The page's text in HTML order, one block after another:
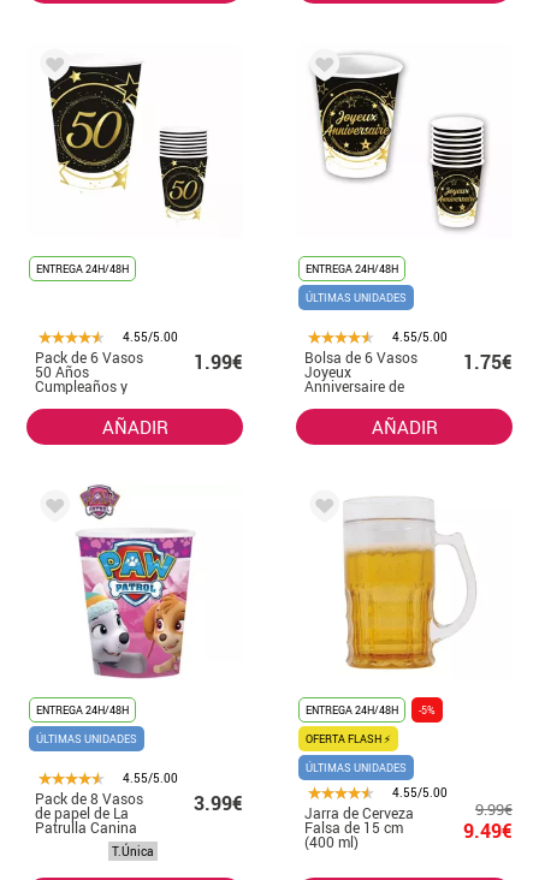
ENTREGA 24H/48H
4.55/5.00
Pack de 6 Vasos
50 Años
Cumpleaños y
Aniversarios de
240 ml (90 cm)
1.99€
AÑADIR
ENTREGA 24H/48H
ÚLTIMAS UNIDADES
4.55/5.00
Bolsa de 6 Vasos
Joyeux
Anniversaire de
1.75€
AÑADIR
ENTREGA 24H/48H
ÚLTIMAS UNIDADES
4.55/5.00
Pack de 8 Vasos
de papel de La
Patrulla Canina
3.99€
T.Única
ENTREGA 24H/48H
-5%
OFERTA FLASH ⚡
ÚLTIMAS UNIDADES
4.55/5.00
Jarra de Cerveza
Falsa de 15 cm
(400 ml)
9.99€
9.49€